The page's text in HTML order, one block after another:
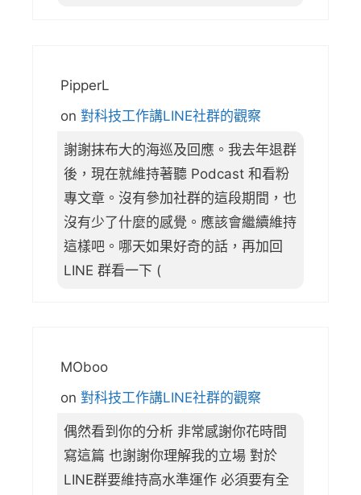
PipperL
on 對科技工作講LINE社群的觀察
謝謝抹布大的海巡及回應。我去年退群
後，現在就維持著聽 Podcast 和看粉
專文章。沒有參加社群的這段期間，也
沒有少了什麼的感覺。應該會繼續維持
這樣吧。哪天如果好奇的話，再加回
LINE 群看一下 (
MOboo
on 對科技工作講LINE社群的觀察
偶然看到你的分析 非常感謝你花時間
寫這篇 也謝謝你理解我的立場 對於
LINE群要維持高水準運作 必須要有全